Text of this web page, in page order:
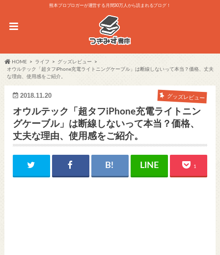
熊本プロブロガーが運営する月間30万人から読まれるブログ！
HOME ライフ
グッズレビュー
オウルテック「超タフiPhone充電ライトニングケーブル」は断線しないって本当？価格、丈夫
な理由、使用感をご紹介。
2018.11.20 グッズレビュー
オウルテック「超タフiPhone充電ライトニン
グケーブル」は断線しないって本当？価格、
丈夫な理由、使用感をご紹介。
1